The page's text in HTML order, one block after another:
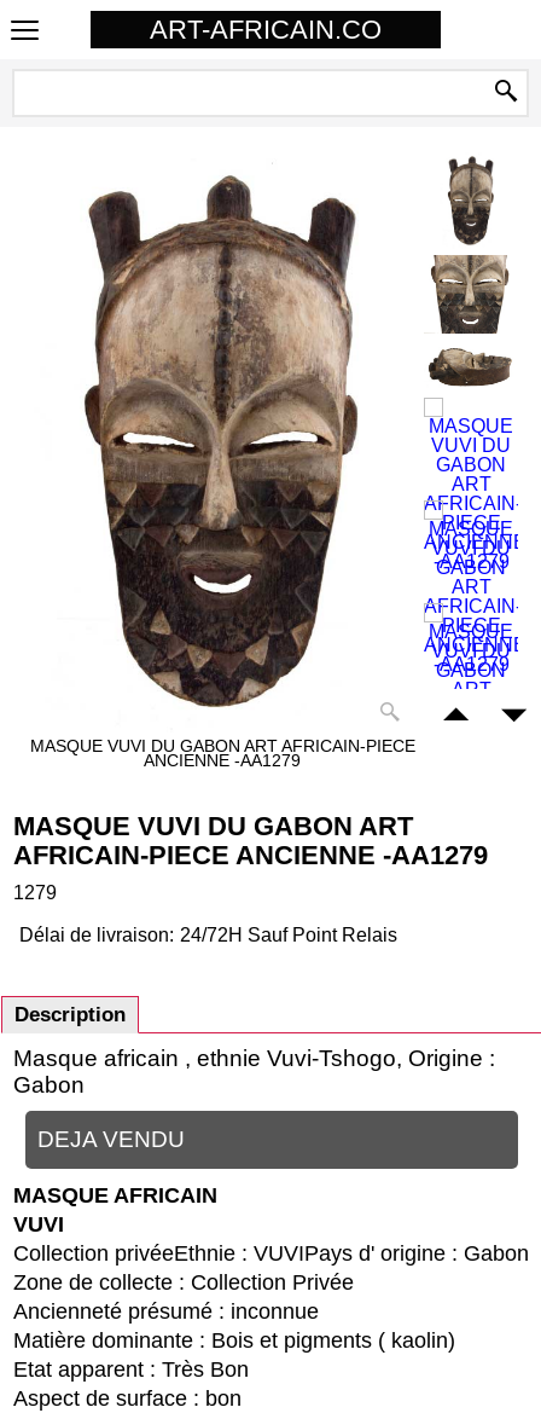
ART-AFRICAIN.CO
MASQUE VUVI DU GABON ART AFRICAIN-PIECE
ANCIENNE -AA1279
MASQUE VUVI DU GABON ART
AFRICAIN-PIECE ANCIENNE -AA1279
1279
Délai de livraison: 24/72H Sauf Point Relais
Description
Masque africain , ethnie Vuvi-Tshogo, Origine :
Gabon
DEJA VENDU
MASQUE AFRICAIN
VUVI
Collection privéeEthnie : VUVIPays d' origine : Gabon
Zone de collecte : Collection Privée
Ancienneté présumé : inconnue
Matière dominante : Bois et pigments ( kaolin)
Etat apparent : Très Bon
Aspect de surface : bon